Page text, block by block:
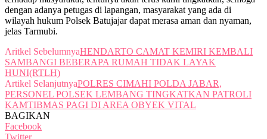
dengan adanya petugas di lapangan, masyarakat yang ada di
wilayah hukum Polsek Batujajar dapat merasa aman dan nyaman,
jelas Tarmubi.
Aritkel SebelumnyaHENDARTO CAMAT KEMIRI KEMBALI
SAMBANGI BEBERAPA RUMAH TIDAK LAYAK
HUNI(RTLH)
Artikel SelanjutnyaPOLRES CIMAHI POLDA JABAR,
PERSONEL POLSEK LEMBANG TINGKATKAN PATROLI
KAMTIBMAS PAGI DI AREA OBYEK VITAL
BAGIKAN
Facebook
Twitter